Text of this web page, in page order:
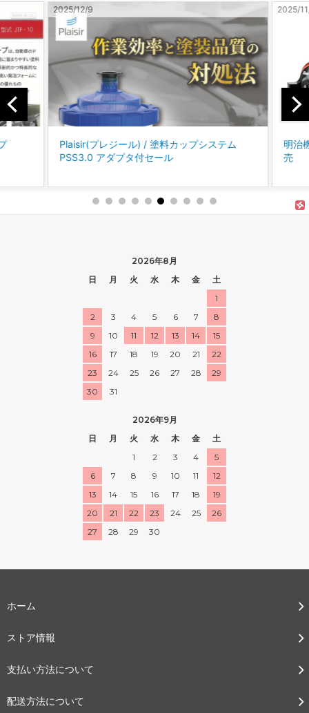
2025/12/9
Plaisir(プレジール) / 塗料カップシステム
PSS3.0 アダプタ付セール
2025/
明治
売
2026年8月
日
月 火 水 木 金
土
1
2
3 4 5 6 7
8
9
10 11 12 13 14
15
16
17 18 19 20 21
22
23
24 25 26 27 28
29
30
31
2026年9月
日
月 火 水 木 金
土
1
2 3 4
5
6
7 8 9 10 11
12
13
14 15 16 17 18
19
20
21 22 23 24 25
26
27
28 29 30
ホーム
ストア情報
支払い方法について
配送方法について